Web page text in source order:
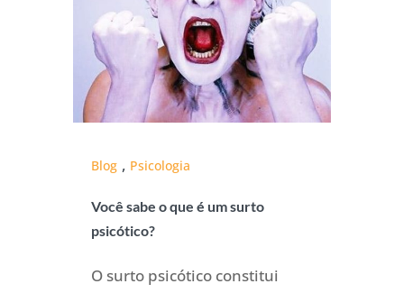
Blog , Psicologia
Você sabe o que é um surto
psicótico?
O surto psicótico constitui